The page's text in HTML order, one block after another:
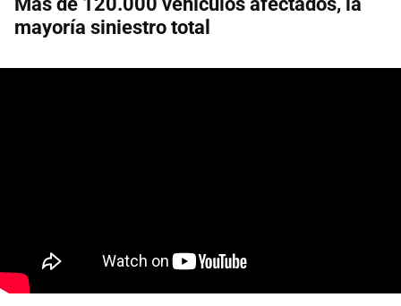
mayoría siniestro total